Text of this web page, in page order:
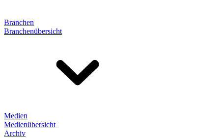
Branchen
Branchenübersicht
Medien
Medienübersicht
Archiv